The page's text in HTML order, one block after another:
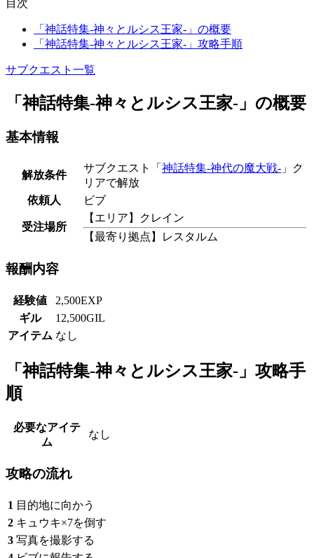
目次
「神話特集-神々とルシス王家-」の概要
「神話特集-神々とルシス王家-」攻略手順
サブクエスト一覧
「神話特集-神々とルシス王家-」の概要
基本情報
解放条件
サブクエスト「 神話特集-神代の魔大戦- 」ク
リアで解放
依頼人
ビブ
受注場所
【エリア】クレイン
【最寄り拠点】レスタルム
報酬内容
経験値
2,500EXP
ギル
12,500GIL
アイテム なし
「神話特集-神々とルシス王家-」攻略手
順
必要なアイテ
ム
なし
攻略の流れ
1 目的地に向かう
2 キュウキ×7を倒す
3 写真を撮影する